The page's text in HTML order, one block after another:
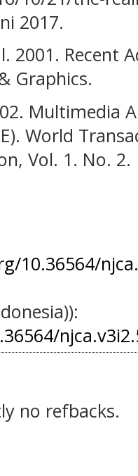
2017.
2001. Recent
Graphics.
Multimedia
World
Vol. 1. No. 2.
10.36564/
no refbacks.